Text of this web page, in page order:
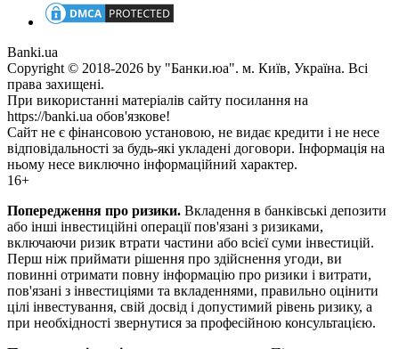
Banki.ua
Copyright © 2018-2026 by "Банки.юа". м. Київ, Україна. Всі
права захищені.
При використанні матеріалів сайту посилання на
https://banki.ua обов'язкове!
Сайт не є фінансовою установою, не видає кредити і не несе
відповідальності за будь-які укладені договори. Інформація на
ньому несе виключно інформаційний характер.
16+
Попередження про ризики. Вкладення в банківські депозити
або інші інвестиційні операції пов'язані з ризиками,
включаючи ризик втрати частини або всієї суми інвестицій.
Перш ніж приймати рішення про здійснення угоди, ви
повинні отримати повну інформацію про ризики і витрати,
пов'язані з інвестиціями та вкладеннями, правильно оцінити
цілі інвестування, свій досвід і допустимий рівень ризику, а
при необхідності звернутися за професійною консультацією.